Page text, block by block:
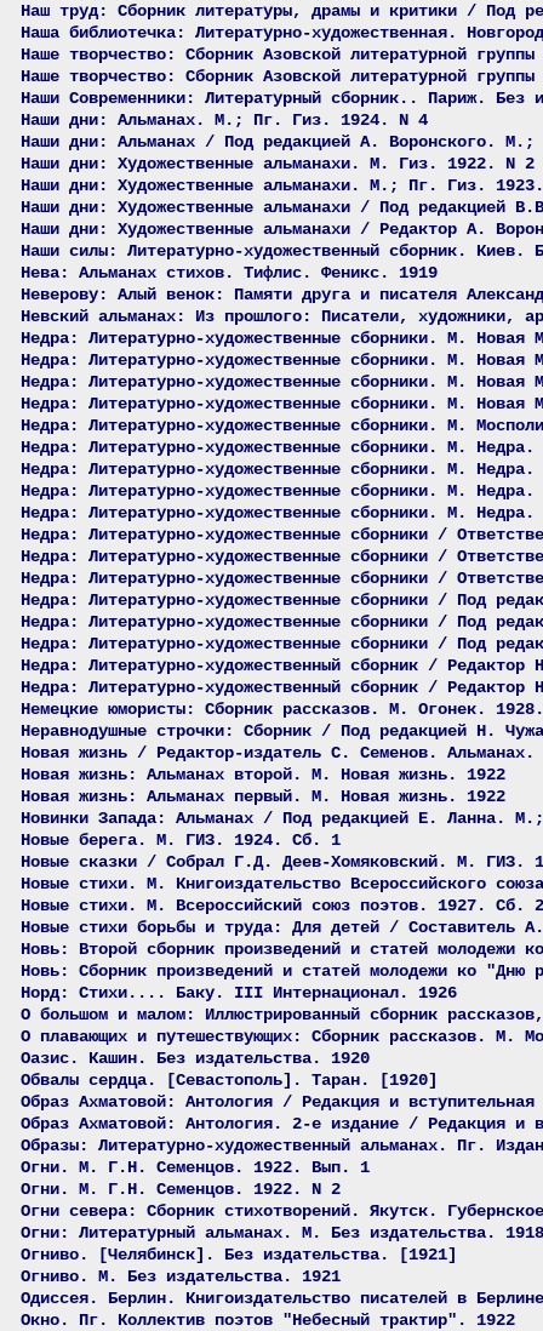
Наш труд: Сборник литературы, драмы и критики / Под
Наша библиотечка: Литературно-художественная.
Наше творчество: Сборник Азовской литературной
Наше творчество: Сборник Азовской литературной
Наши Современники: Литературный сборник.. Париж.
Наши дни: Альманах. М.; Пг. Гиз. 1924. N 4
Наши дни: Альманах / Под редакцией А. Воронского.
Наши дни: Художественные альманахи. М. Гиз. 1922. N 2
Наши дни: Художественные альманахи. М.; Пг. Гиз.
Наши дни: Художественные альманахи / Под редакцией
Наши дни: Художественные альманахи / Редактор А.
Наши силы: Литературно-художественный сборник. Киев.
Нева: Альманах стихов. Тифлис. Феникс. 1919
Неверову: Алый венок: Памяти друга и писателя
Невский альманах: Из прошлого: Писатели, художники,
Недра: Литературно-художественные сборники. М.
Недра: Литературно-художественные сборники. М.
Недра: Литературно-художественные сборники. М.
Недра: Литературно-художественные сборники. М.
Недра: Литературно-художественные сборники. М.
Недра: Литературно-художественные сборники. М.
Недра: Литературно-художественные сборники. М.
Недра: Литературно-художественные сборники. М.
Недра: Литературно-художественные сборники. М.
Недра: Литературно-художественные сборники /
Недра: Литературно-художественные сборники /
Недра: Литературно-художественные сборники /
Недра: Литературно-художественные сборники / Под
Недра: Литературно-художественные сборники / Под
Недра: Литературно-художественные сборники / Под
Недра: Литературно-художественный сборник /
Недра: Литературно-художественный сборник /
Немецкие юмористы: Сборник рассказов. М. Огонек.
Неравнодушные строчки: Сборник / Под редакцией Н.
Новая жизнь / Редактор-издатель С. Семенов.
Новая жизнь: Альманах второй. М. Новая жизнь. 1922
Новая жизнь: Альманах первый. М. Новая жизнь. 1922
Новинки Запада: Альманах / Под редакцией Е. Ланна.
Новые берега. М. ГИЗ. 1924. Сб. 1
Новые сказки / Собрал Г.Д. Деев-Хомяковский. М. ГИЗ.
Новые стихи. М. Книгоиздательство Всероссийского
Новые стихи. М. Всероссийский союз поэтов. 1927. Сб. 2
Новые стихи борьбы и труда: Для детей /
Новь: Второй сборник произведений и статей молодежи
Новь: Сборник произведений и статей молодежи ко
Норд: Стихи.... Баку. III Интернационал. 1926
О большом и малом: Иллюстрированный сборник
О плавающих и путешествующих: Сборник рассказов. М.
Оазис. Кашин. Без издательства. 1920
Обвалы сердца. [Севастополь]. Таран. [1920]
Образ Ахматовой: Антология / Редакция и
Образ Ахматовой: Антология. 2-е издание / Редакция и
Образы: Литературно-художественный альманах. Пг.
Огни. М. Г.Н. Семенцов. 1922. Вып. 1
Огни. М. Г.Н. Семенцов. 1922. N 2
Огни севера: Сборник стихотворений. Якутск.
Огни: Литературный альманах. М. Без издательства. 1918
Огниво. [Челябинск]. Без издательства. [1921]
Огниво. М. Без издательства. 1921
Одиссея. Берлин. Книгоиздательство писателей в
Окно. Пг. Коллектив поэтов "Небесный трактир". 1922